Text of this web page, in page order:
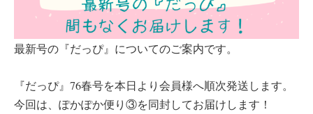
最新号の『だっぴ』についてのご案内です。
『だっぴ』76春号を本日より会員様へ順次発送します。
今回は、ぽかぽか便り③を同封してお届けします！